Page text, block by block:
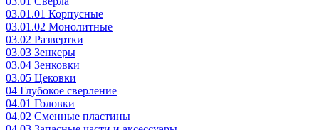
03.01.01 Корпусные
03.01.02 Монолитные
03.02 Развертки
03.03 Зенкеры
03.04 Зенковки
03.05 Цековки
04 Глубокое сверление
04.01 Головки
04.02 Сменные пластины